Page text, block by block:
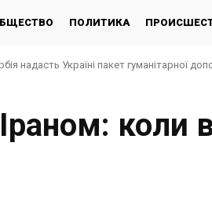
ПОЛИТИКА
надасть Україні пакет гуманітарної
Україна погодилася не атакувати
коли